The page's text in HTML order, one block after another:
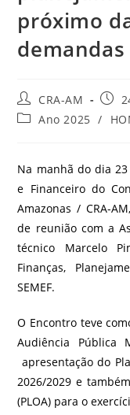
próximo
CRA-AM
Ano 2025 /
Na manhã do dia
e Financeiro do
Amazonas / CRA-
de reunião com a
técnico Marcelo
Finanças,
SEMEF.
O Encontro teve
Audiência Pública
apresentação do
2026/2029 e
(PLOA) para o